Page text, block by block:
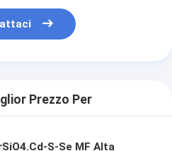
Prezzo Per
S-Se MF Alta